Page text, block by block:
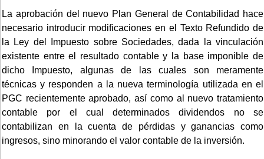
La aprobación del nuevo Plan General de Contabilidad hace
necesario introducir modificaciones en el Texto Refundido de
la Ley del Impuesto sobre Sociedades, dada la vinculación
existente entre el resultado contable y la base imponible de
dicho Impuesto, algunas de las cuales son meramente
técnicas y responden a la nueva terminología utilizada en el
PGC recientemente aprobado, así como al nuevo tratamiento
contable por el cual determinados dividendos no se
contabilizan en la cuenta de pérdidas y ganancias como
ingresos, sino minorando el valor contable de la inversión.